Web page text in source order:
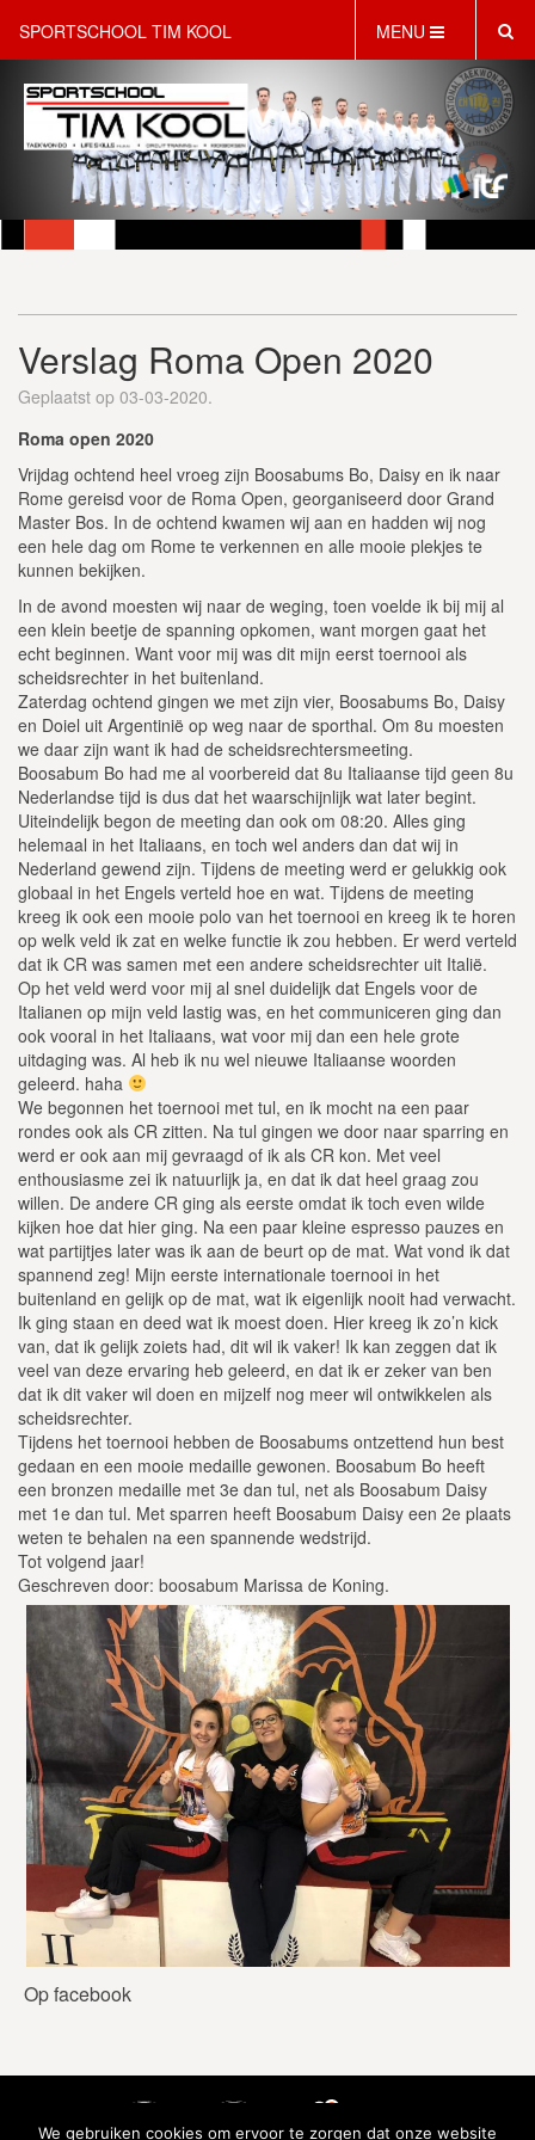
SPORTSCHOOL TIM KOOL MENU
HOME
INFORMATIE
LESAANBOD
ROOSTER
KINDERFEESTJES
WEBSHOP
SCHRIJF JE NU IN!
Verslag Roma Open 2020
Geplaatst op 03-03-2020.
Roma open 2020
Vrijdag ochtend heel vroeg zijn Boosabums Bo, Daisy en ik naar
Rome gereisd voor de Roma Open, georganiseerd door Grand
Master Bos. In de ochtend kwamen wij aan en hadden wij nog
een hele dag om Rome te verkennen en alle mooie plekjes te
kunnen bekijken.
In de avond moesten wij naar de weging, toen voelde ik bij mij al
een klein beetje de spanning opkomen, want morgen gaat het
echt beginnen. Want voor mij was dit mijn eerst toernooi als
scheidsrechter in het buitenland.
Zaterdag ochtend gingen we met zijn vier, Boosabums Bo, Daisy
en Doiel uit Argentinië op weg naar de sporthal. Om 8u moesten
we daar zijn want ik had de scheidsrechtersmeeting.
Boosabum Bo had me al voorbereid dat 8u Italiaanse tijd geen 8u
Nederlandse tijd is dus dat het waarschijnlijk wat later begint.
Uiteindelijk begon de meeting dan ook om 08:20. Alles ging
helemaal in het Italiaans, en toch wel anders dan dat wij in
Nederland gewend zijn. Tijdens de meeting werd er gelukkig ook
globaal in het Engels verteld hoe en wat. Tijdens de meeting
kreeg ik ook een mooie polo van het toernooi en kreeg ik te horen
op welk veld ik zat en welke functie ik zou hebben. Er werd verteld
dat ik CR was samen met een andere scheidsrechter uit Italië.
Op het veld werd voor mij al snel duidelijk dat Engels voor de
Italianen op mijn veld lastig was, en het communiceren ging dan
ook vooral in het Italiaans, wat voor mij dan een hele grote
uitdaging was. Al heb ik nu wel nieuwe Italiaanse woorden
geleerd. haha
We begonnen het toernooi met tul, en ik mocht na een paar
rondes ook als CR zitten. Na tul gingen we door naar sparring en
werd er ook aan mij gevraagd of ik als CR kon. Met veel
enthousiasme zei ik natuurlijk ja, en dat ik dat heel graag zou
willen. De andere CR ging als eerste omdat ik toch even wilde
kijken hoe dat hier ging. Na een paar kleine espresso pauzes en
wat partijtjes later was ik aan de beurt op de mat. Wat vond ik dat
spannend zeg! Mijn eerste internationale toernooi in het
buitenland en gelijk op de mat, wat ik eigenlijk nooit had verwacht.
Ik ging staan en deed wat ik moest doen. Hier kreeg ik zo’n kick
van, dat ik gelijk zoiets had, dit wil ik vaker! Ik kan zeggen dat ik
veel van deze ervaring heb geleerd, en dat ik er zeker van ben
dat ik dit vaker wil doen en mijzelf nog meer wil ontwikkelen als
scheidsrechter.
Tijdens het toernooi hebben de Boosabums ontzettend hun best
gedaan en een mooie medaille gewonen. Boosabum Bo heeft
een bronzen medaille met 3e dan tul, net als Boosabum Daisy
met 1e dan tul. Met sparren heeft Boosabum Daisy een 2e plaats
weten te behalen na een spannende wedstrijd.
Tot volgend jaar!
Geschreven door: boosabum Marissa de Koning.
Op facebook
We gebruiken cookies om ervoor te zorgen dat onze website